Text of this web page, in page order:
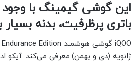
این گوشی گیمینگ با وجود
باتری پرظرفیت، بدنه بسیار
ژانویه (دی و بهمن) معرفی می‌کند. آیکو